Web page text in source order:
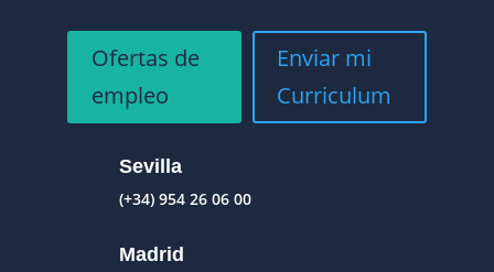
Ofertas de
empleo
Enviar mi
Curriculum
Sevilla
(+34) 954 26 06 00
Madrid